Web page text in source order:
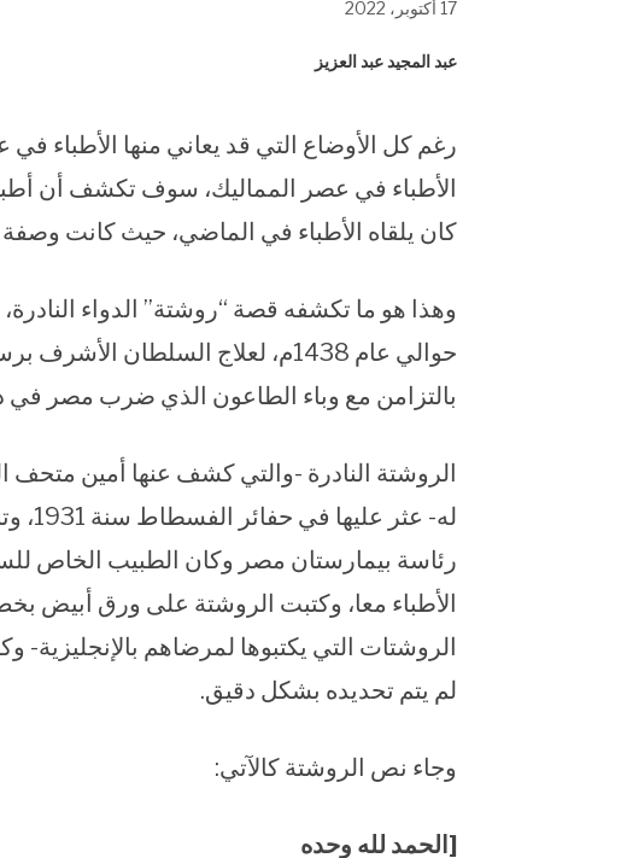
في
نافذة
في 17 أكتوبر، 2022
عبد المجيد عبد العزيز
رغم كل الأوضاع التي قد يعاني منها الأطباء
الأطباء في عصر المماليك، سوف تكشف أن
كان يلقاه الأطباء في الماضي، حيث كانت وصفة
وهذا هو ما تكشفه قصة “روشتة” الدواء
حوالي عام 1438م، لعلاج
بالتزامن مع وباء الطاعون الذي ضرب مصر في
الروشتة النادرة -والتي كشف عنها أمين
له-
رئاسة بيمارستان مصر وكان الطبيب الخاص
الأطباء معا، وكتبت الروشتة على ورق أبيض
الروشتات التي يكتبوها لمرضاهم
لم يتم تحديده بشكل دقيق.
وجاء نص الروشتة كالآتي:
[الحمد لله وحده